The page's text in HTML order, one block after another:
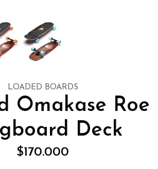
LOADED BOARDS
Omakase Roe
Deck
$170.000